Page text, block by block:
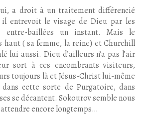
a droit à un traitement différencié
entrevoit le visage de Dieu par les
entre-baillées un instant. Mais le
haut ( sa femme, la reine) et Churchill
lui aussi. Dieu d’ailleurs n’a pas l’air
sort à ces encombrants visiteurs,
toujours là et Jésus-Christ lui-même
cette sorte de Purgatoire, dans
se décantent. Sokourov semble nous
encore longtemps…